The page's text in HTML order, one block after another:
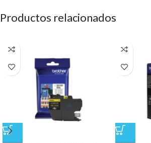
Productos relacionados